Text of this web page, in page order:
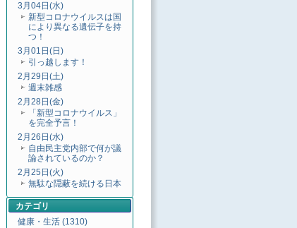
3月04日(水)
新型コロナウイルスは国
により異なる遺伝子を持
つ！
3月01日(日)
引っ越します！
2月29日(土)
週末雑感
2月28日(金)
「新型コロナウイルス」
を完全予言！
2月26日(水)
自由民主党内部で何が議
論されているのか？
2月25日(火)
無駄な隠蔽を続ける日本
カテゴリ
健康・生活 (1310)